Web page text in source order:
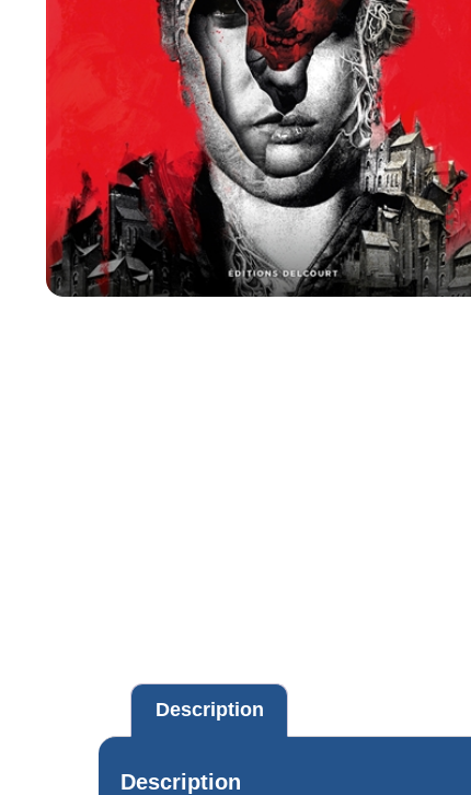
Description
Description